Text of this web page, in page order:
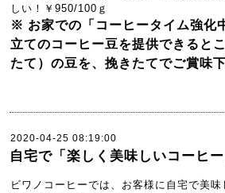
しい！￥950/100ｇ
※ お家での「コーヒータイム強化
立てのコーヒー豆を提供できると
たて）の豆を、挽きたてでご賞味下
2020-04-25 08:19:00
自宅で「楽しく美味しいコーヒー
ビワノコーヒーでは、お客様に自宅で美